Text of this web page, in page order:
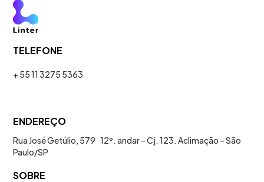
TELEFONE
+ 55 11 3275 5363
ENDEREÇO
Rua José Getúlio, 579 12º. andar – Cj. 123. Aclimação – São
Paulo/SP
SOBRE